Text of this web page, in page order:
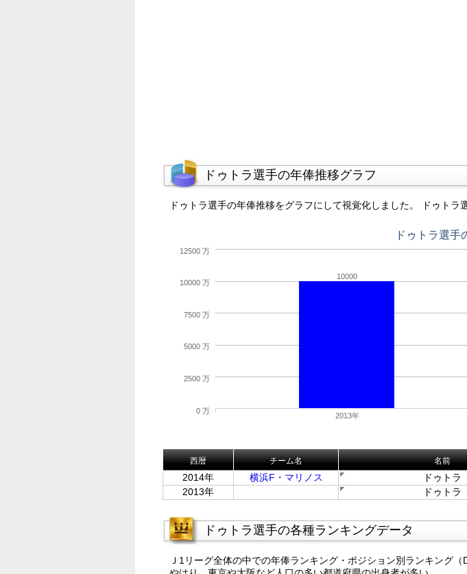
ドゥトラ選手の年俸推移グラフ
ドゥトラ選手の年俸推移をグラフにして視覚化しました。 ドゥトラ
ドゥトラ選手
10000
2013年
0 万
2500 万
5000 万
7500 万
10000 万
12500 万
西暦 チーム名 名前
2014年 横浜F・マリノス ドゥトラ
2013年
ドゥトラ
ドゥトラ選手の各種ランキングデータ
Ｊ1リーグ全体の中での年俸ランキング・ポジション別ランキング